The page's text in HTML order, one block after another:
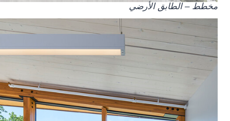
مخطط – الطابق الأرضي